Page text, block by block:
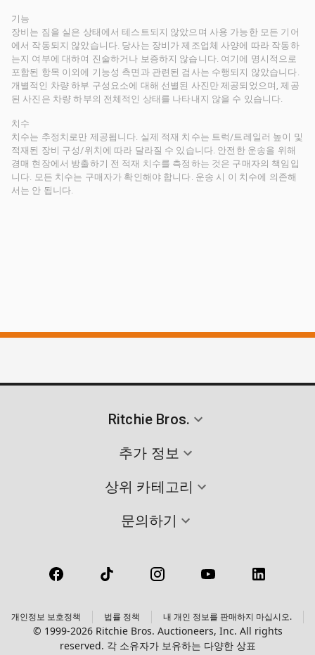
기능
장비는 짐을 실은 상태에서 테스트되지 않았으며 사용 가능한 모든 기어
에서 작동되지 않았습니다. 당사는 장비가 제조업체 사양에 따라 작동하
는지 여부에 대하여 진술하거나 보증하지 않습니다. 여기에 명시적으로
포함된 항목 이외에 기능성 측면과 관련된 검사는 수행되지 않았습니다.
개별적인 차량 하부 구성요소에 대해 선별된 사진만 제공되었으며, 제공
된 사진은 차량 하부의 전체적인 상태를 나타내지 않을 수 있습니다.
치수
치수는 추정치로만 제공됩니다. 실제 적재 치수는 트럭/트레일러 높이 및
적재된 장비 구성/위치에 따라 달라질 수 있습니다. 안전한 운송을 위해
경매 현장에서 방출하기 전 적재 치수를 측정하는 것은 구매자의 책임입
니다. 모든 치수는 구매자가 확인해야 합니다. 운송 시 이 치수에 의존해
서는 안 됩니다.
Ritchie Bros.
추가 정보
상위 카테고리
문의하기
개인정보 보호정책 법률 정책 내 개인 정보를 판매하지 마십시오.
© 1999-2026 Ritchie Bros. Auctioneers, Inc. All rights
reserved. 각 소유자가 보유하는 다양한 상표